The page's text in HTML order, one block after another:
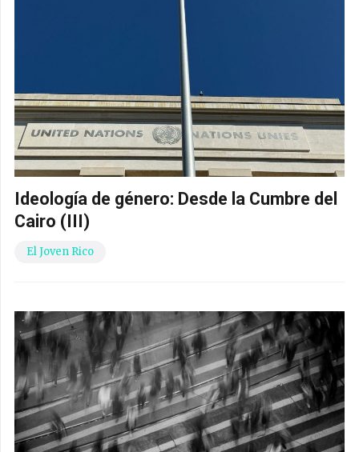
Ideología de género: Desde la Cumbre del
Cairo (III)
El Joven Rico